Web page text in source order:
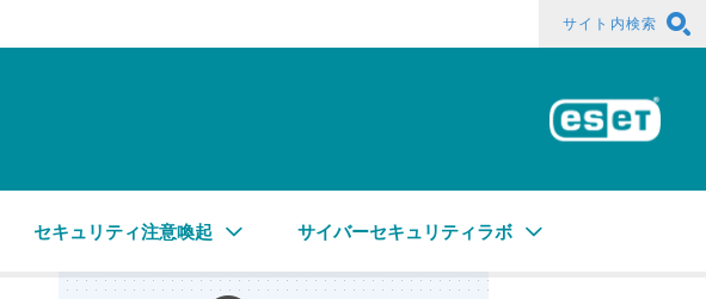
サイト内検索
セキュリティ注意喚起 サイバーセキュリティラボ